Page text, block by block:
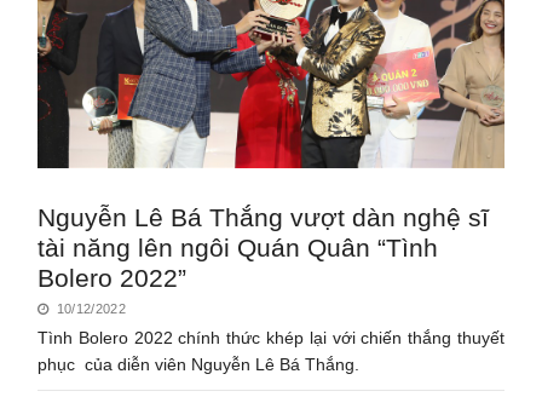
Nguyễn Lê Bá Thắng vượt dàn nghệ sĩ
tài năng lên ngôi Quán Quân “Tình
Bolero 2022”
10/12/2022
Tình Bolero 2022 chính thức khép lại với chiến thắng thuyết
phục của diễn viên Nguyễn Lê Bá Thắng.